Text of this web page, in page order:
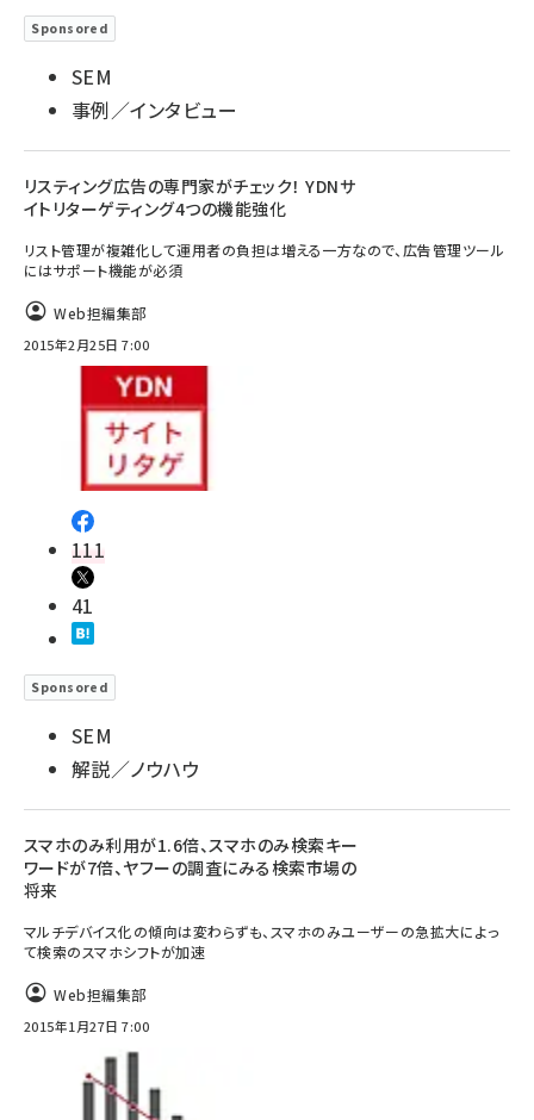
Sponsored
SEM
事例／インタビュー
リスティング広告の専門家がチェック！ YDNサ
イトリターゲティング4つの機能強化
リスト管理が複雑化して運用者の負担は増える一方なので、広告管理ツール
にはサポート機能が必須
Web担編集部
2015年2月25日 7:00
111
41
Sponsored
SEM
解説／ノウハウ
スマホのみ利用が1.6倍、スマホのみ検索キー
ワードが7倍、ヤフーの調査にみる検索市場の
将来
マルチデバイス化の傾向は変わらずも、スマホのみユーザーの急拡大によっ
て検索のスマホシフトが加速
Web担編集部
2015年1月27日 7:00